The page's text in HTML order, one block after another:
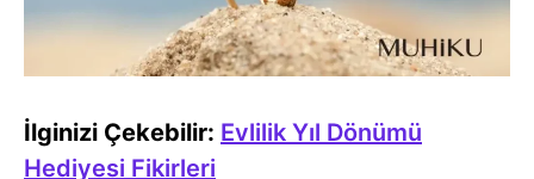
İlginizi Çekebilir: Evlilik Yıl Dönümü
Hediyesi Fikirleri